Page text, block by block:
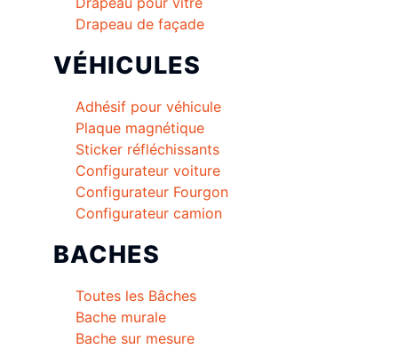
Drapeau de façade
VÉHICULES
Adhésif pour véhicule
Plaque magnétique
Sticker réfléchissants
Configurateur voiture
Configurateur Fourgon
Configurateur camion
BACHES
Toutes les Bâches
Bache murale
Bache sur mesure